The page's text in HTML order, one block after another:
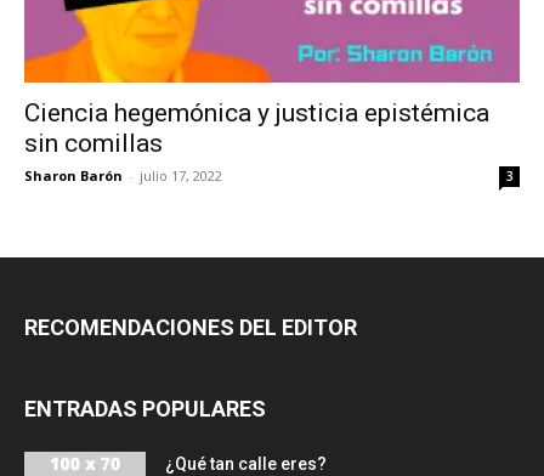
Ciencia hegemónica y justicia epistémica
sin comillas
Sharon Barón - julio 17, 2022 3
RECOMENDACIONES DEL EDITOR
ENTRADAS POPULARES
¿Qué tan calle eres?